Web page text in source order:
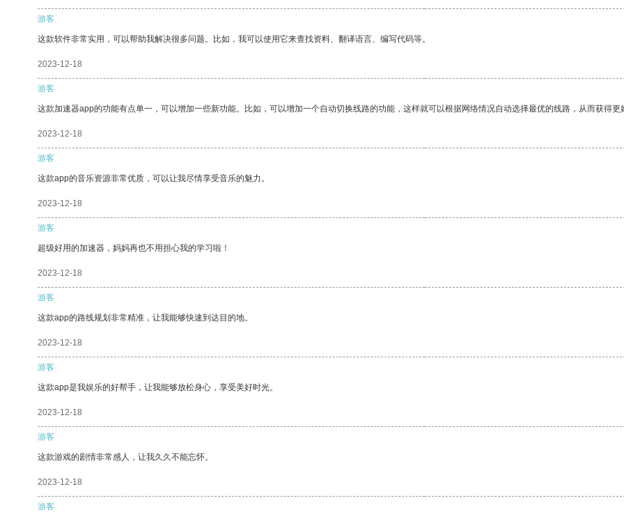
游客
这款软件非常实用，可以帮助我解决很多问题。比如，我可以使用它来查找资料、翻译语言、编写代码等。
2023-12-18
游客
这款加速器app的功能有点单一，可以增加一些新功能。比如，可以增加一个自动切换线路的功能，这样就可以根据网络情况自动选择最优的线路，从而获得更
2023-12-18
游客
这款app的音乐资源非常优质，可以让我尽情享受音乐的魅力。
2023-12-18
游客
超级好用的加速器，妈妈再也不用担心我的学习啦！
2023-12-18
游客
这款app的路线规划非常精准，让我能够快速到达目的地。
2023-12-18
游客
这款app是我娱乐的好帮手，让我能够放松身心，享受美好时光。
2023-12-18
游客
这款游戏的剧情非常感人，让我久久不能忘怀。
2023-12-18
游客